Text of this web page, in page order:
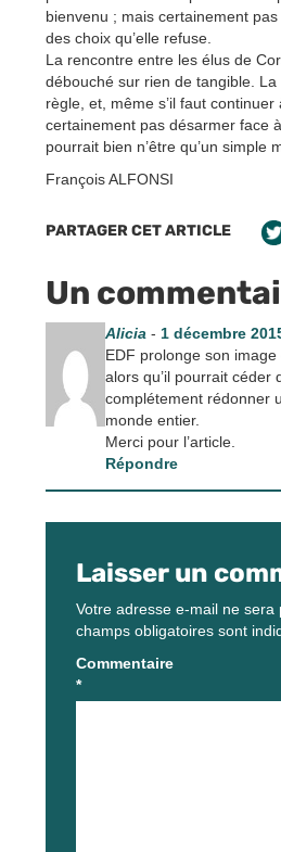
bienvenu ; mais certainement
des choix qu’elle refuse.
La rencontre entre les élus de
débouché sur rien de tangible.
règle, et, même s’il faut
certainement pas désarmer face
pourrait bien n’être qu’un simple
François ALFONSI
PARTAGER CET ARTICLE
Un
Alicia- 1 décembre
EDF prolonge son
alors qu’il pourrait céder
complétement rédonner
monde entier.
Merci pour l’article.
Répondre
Laisser un
Votre adresse e-mail ne sera
champs obligatoires sont
Commentaire
*